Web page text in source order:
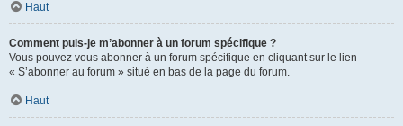
Haut
Comment puis-je m’abonner à un forum spécifique ?
Vous pouvez vous abonner à un forum spécifique en cliquant sur le lien
« S’abonner au forum » situé en bas de la page du forum.
Haut